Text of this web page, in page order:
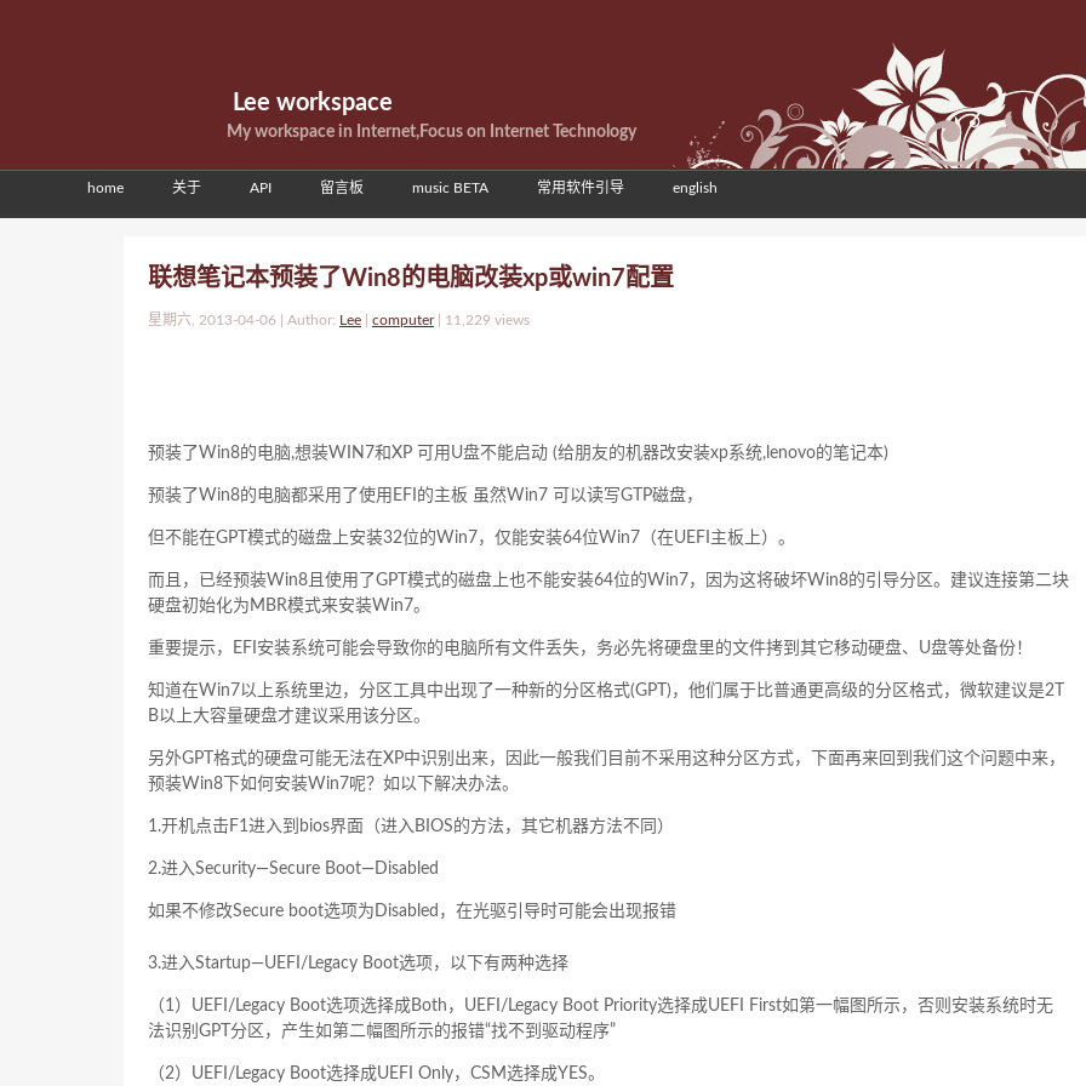
Lee workspace
My workspace in Internet,Focus on Internet Technology
home 关于 API 留言板 music BETA 常用软件引导 english
联想笔记本预装了Win8的电脑改装xp或win7配置
星期六, 2013-04-06 | Author: Lee computer| 11,229 views
预装了Win8的电脑,想装WIN7和XP 可用U盘不能启动 (给朋友的机器改安装xp系统,lenovo的笔记本)
预装了Win8的电脑都采用了使用EFI的主板 虽然Win7 可以读写GTP磁盘，
但不能在GPT模式的磁盘上安装32位的Win7，仅能安装64位Win7（在UEFI主板上）。
而且，已经预装Win8且使用了GPT模式的磁盘上也不能安装64位的Win7，因为这将破坏Win8的引导分区。建议连接第二块
硬盘初始化为MBR模式来安装Win7。
重要提示，EFI安装系统可能会导致你的电脑所有文件丢失，务必先将硬盘里的文件拷到其它移动硬盘、U盘等处备份！
知道在Win7以上系统里边，分区工具中出现了一种新的分区格式(GPT)，他们属于比普通更高级的分区格式，微软建议是2T
B以上大容量硬盘才建议采用该分区。
另外GPT格式的硬盘可能无法在XP中识别出来，因此一般我们目前不采用这种分区方式，下面再来回到我们这个问题中来，
预装Win8下如何安装Win7呢？如以下解决办法。
1.开机点击F1进入到bios界面（进入BIOS的方法，其它机器方法不同）
2.进入Security—Secure Boot—Disabled
如果不修改Secure boot选项为Disabled，在光驱引导时可能会出现报错
3.进入Startup—UEFI/Legacy Boot选项，以下有两种选择
（1）UEFI/Legacy Boot选项选择成Both，UEFI/Legacy Boot Priority选择成UEFI First如第一幅图所示，否则安装系统时无
法识别GPT分区，产生如第二幅图所示的报错“找不到驱动程序”
（2）UEFI/Legacy Boot选择成UEFI Only，CSM选择成YES。